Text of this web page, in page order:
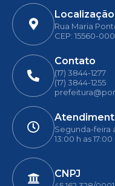
Localização
Rua Maria
CEP: 15560-000
Contato
(17) 3844-1277
(17) 3844-1255
Segunda-feira
13:00 h as 17:00
CNPJ